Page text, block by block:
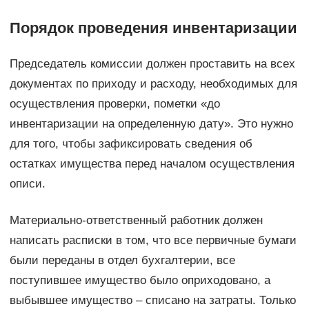
Порядок проведения инвентаризации
Председатель комиссии должен проставить на всех
документах по приходу и расходу, необходимых для
осуществления проверки, пометки «до
инвентаризации на определенную дату». Это нужно
для того, чтобы зафиксировать сведения об
остатках имущества перед началом осуществления
описи.
Материально-ответственный работник должен
написать расписки в том, что все первичные бумаги
были переданы в отдел бухгалтерии, все
поступившее имущество было оприходовано, а
выбывшее имущество – списано на затраты. Только